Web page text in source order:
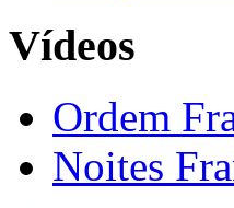
Vídeos
Ordem
Noites